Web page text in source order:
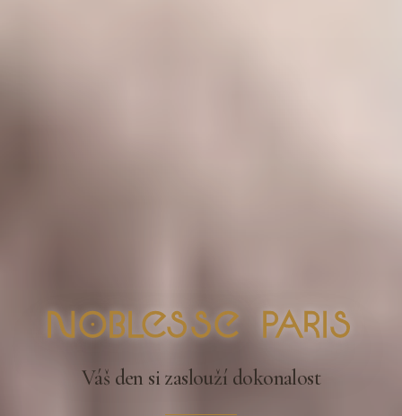
nOblesse Paris
Váš den si zaslouží dokonalost